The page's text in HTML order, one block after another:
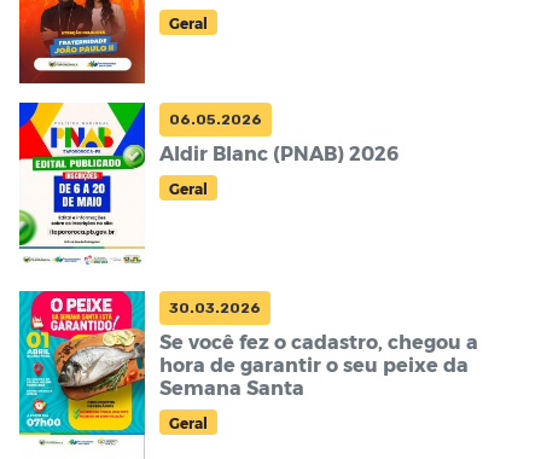
Geral
06.05.2026
Aldir Blanc (PNAB) 2026
Geral
30.03.2026
Se você fez o cadastro, chegou a
hora de garantir o seu peixe da
Semana Santa
Geral